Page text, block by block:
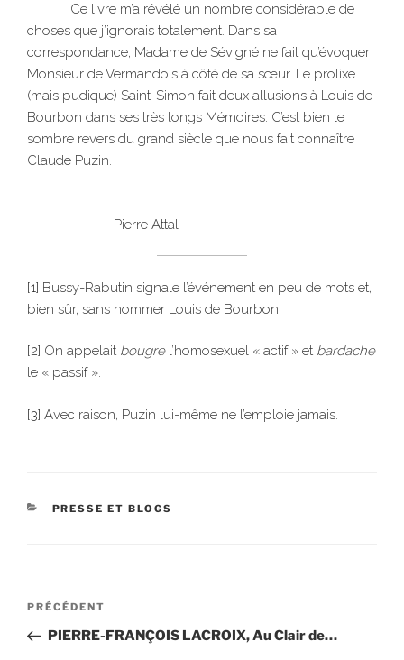
Ce livre m’a révélé un nombre considérable de
choses que j’ignorais totalement. Dans sa
correspondance, Madame de Sévigné ne fait qu’évoquer
Monsieur de Vermandois à côté de sa sœur. Le prolixe
(mais pudique) Saint-Simon fait deux allusions à Louis de
Bourbon dans ses très longs Mémoires. C’est bien le
sombre revers du grand siècle que nous fait connaître
Claude Puzin.
Pierre Attal
[1] Bussy-Rabutin signale l’événement en peu de mots et,
bien sûr, sans nommer Louis de Bourbon.
[2] On appelait bougrel’homosexuel « actif » et bardache
le « passif ».
[3] Avec raison, Puzin lui-même ne l’emploie jamais.
CATÉGORIES
PRESSE ET BLOGS
Navigation
l’article
Article
précédent
PRÉCÉDENT
PIERRE-FRANÇOIS LACROIX, Au Clair de…